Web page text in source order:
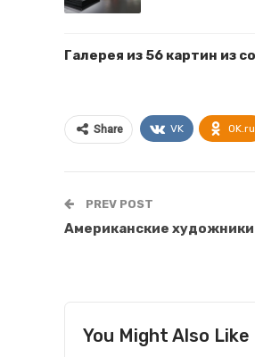
Галерея из 56 картин из
Share VK OK.ru
PREV POST
Американские художники
You Might Also Like